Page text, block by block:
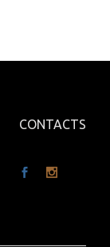
CONTACTS